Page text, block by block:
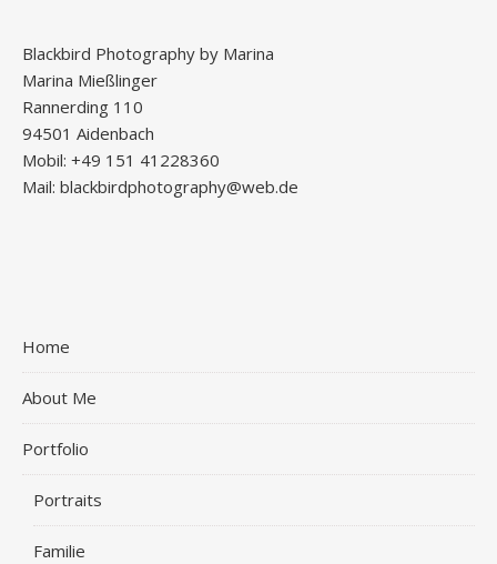
Blackbird Photography by Marina
Marina Mießlinger
Rannerding 110
94501 Aidenbach
Mobil: +49 151 41228360
Mail: blackbirdphotography@web.de
Home
About Me
Portfolio
Portraits
Familie